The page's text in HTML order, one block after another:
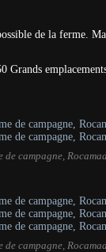
de la ferme.
Grands
de campagne,
de campagne,